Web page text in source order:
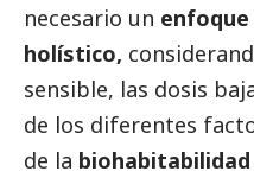
necesario un
holístico,
sensible, las dosis
de los diferentes
de la biohabitabilidad